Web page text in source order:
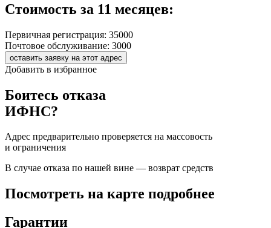
Стоимость за 11 месяцев:
Первичная регистрация: 35000
Почтовое обслуживание: 3000
оставить заявку на этот адрес
Добавить в избранное
Боитесь отказа
ИФНС?
Адрес предварительно проверяется на массовость
и ограничения
В случае отказа по нашей вине — возврат средств
Посмотреть на карте подробнее
Гарантии